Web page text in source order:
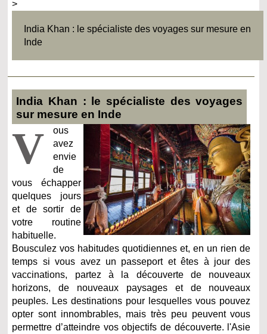
>
India Khan : le spécialiste des voyages sur mesure en
Inde
India Khan : le spécialiste des voyages
sur mesure en Inde
V
ous
avez
envie
de
vous échapper
quelques jours
et de sortir de
votre routine
habituelle.
Bousculez vos habitudes quotidiennes et, en un rien de
temps si vous avez un passeport et êtes à jour des
vaccinations, partez à la découverte de nouveaux
horizons, de nouveaux paysages et de nouveaux
peuples. Les destinations pour lesquelles vous pouvez
opter sont innombrables, mais très peu peuvent vous
permettre d’atteindre vos objectifs de découverte. l'Asie